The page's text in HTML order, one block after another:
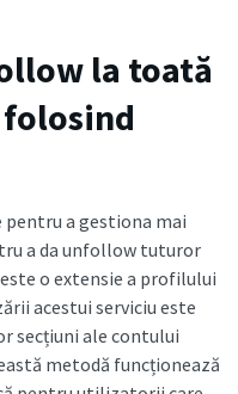
la toată
pentru a gestiona mai
a da unfollow tuturor
o extensie a profilului
acestui serviciu este
secțiuni ale contului
metodă funcționează